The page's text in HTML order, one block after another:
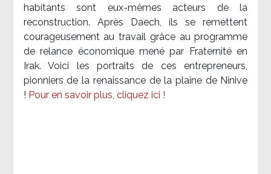
habitants sont eux-mêmes acteurs de la
reconstruction. Après Daech, ils se remettent
courageusement au travail grâce au programme
de relance économique mené par Fraternité en
Irak. Voici les portraits de ces entrepreneurs,
pionniers de la renaissance de la plaine de Ninive
! Pour en savoir plus, cliquez ici !